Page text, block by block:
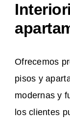
Ofrecemos
pisos y
modernas y
los clientes